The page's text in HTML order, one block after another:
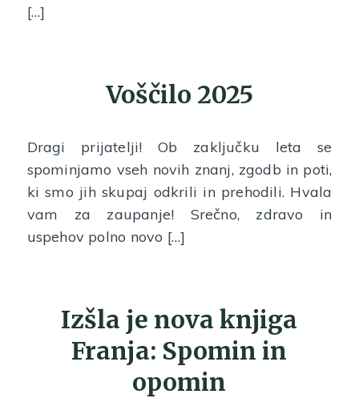
[…]
Voščilo 2025
Dragi prijatelji! Ob zaključku leta se
spominjamo vseh novih znanj, zgodb in poti,
ki smo jih skupaj odkrili in prehodili. Hvala
vam za zaupanje! Srečno, zdravo in
uspehov polno novo […]
Izšla je nova knjiga
Franja: Spomin in
opomin